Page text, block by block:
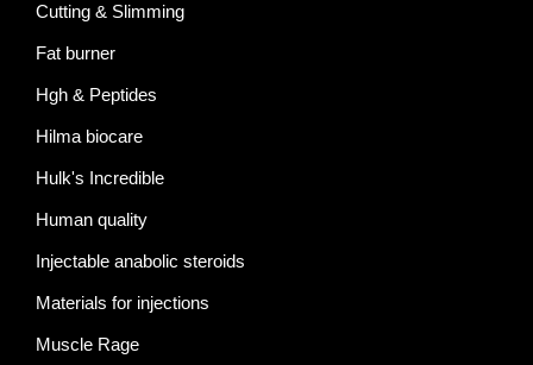
Cutting & Slimming
Fat burner
Hgh & Peptides
Hilma biocare
Hulk's Incredible
Human quality
Injectable anabolic steroids
Materials for injections
Muscle Rage